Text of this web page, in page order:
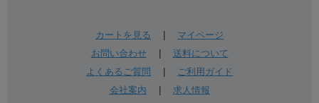
カートを見る
マイページ
お問い合わせ| 送料について
よくあるご質問
ご利用ガイド
会社案内
求人情報